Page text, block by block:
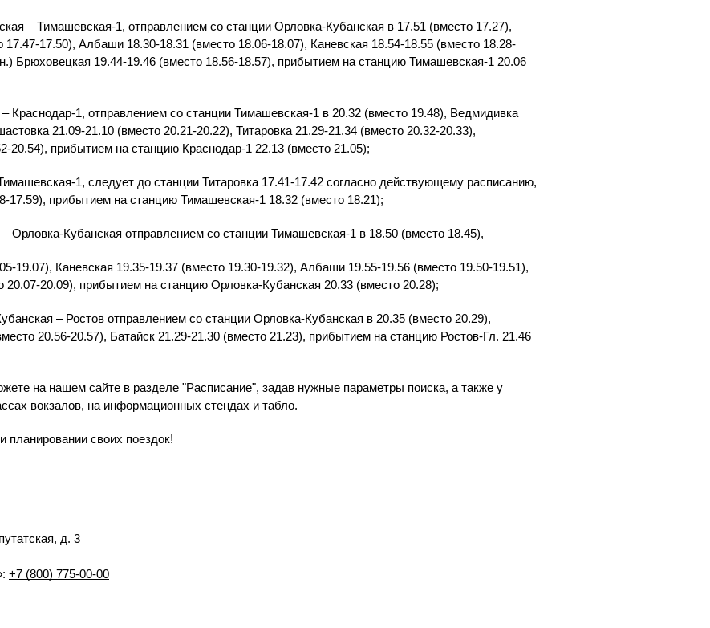
– Тимашевская-1, отправлением со станции Орловка-Кубанская в 17.51 (вместо 17.27),
17.47-17.50), Албаши 18.30-18.31 (вместо 18.06-18.07), Каневская 18.54-18.55 (вместо 18.28-
Брюховецкая 19.44-19.46 (вместо 18.56-18.57), прибытием на станцию Тимашевская-1 20.06
Краснодар-1, отправлением со станции Тимашевская-1 в 20.32 (вместо 19.48), Ведмидивка
21.09-21.10 (вместо 20.21-20.22), Титаровка 21.29-21.34 (вместо 20.32-20.33),
20.54), прибытием на станцию Краснодар-1 22.13 (вместо 21.05);
1, следует до станции Титаровка 17.41-17.42 согласно действующему расписанию,
17.59), прибытием на станцию Тимашевская-1 18.32 (вместо 18.21);
Орловка-Кубанская отправлением со станции Тимашевская-1 в 18.50 (вместо 18.45),
19.07), Каневская 19.35-19.37 (вместо 19.30-19.32), Албаши 19.55-19.56 (вместо 19.50-19.51),
20.07-20.09), прибытием на станцию Орловка-Кубанская 20.33 (вместо 20.28);
– Ростов отправлением со станции Орловка-Кубанская в 20.35 (вместо 20.29),
20.56-20.57), Батайск 21.29-21.30 (вместо 21.23), прибытием на станцию Ростов-Гл. 21.46
на нашем сайте в разделе "Расписание", задав нужные параметры поиска, а также у
вокзалов, на информационных стендах и табло.
своих поездок!
д. 3
+7 (800) 775-00-00